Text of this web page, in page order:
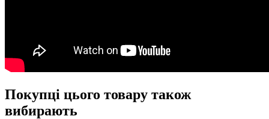
Покупці цього товару також
вибирають